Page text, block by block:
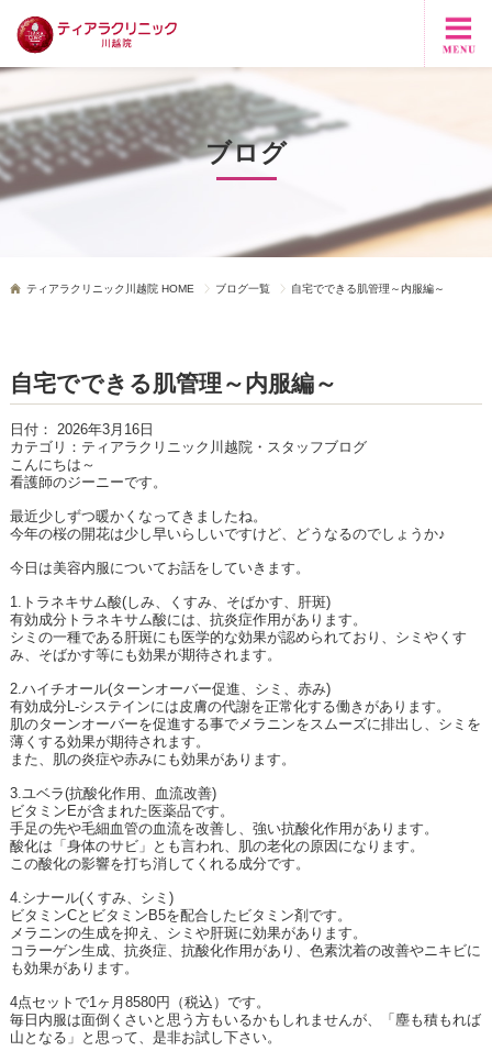
ブログ
ティアラクリニック川越院 HOME ブログ一覧 自宅でできる肌管理～内服編～
自宅でできる肌管理～内服編～
日付： 2026年3月16日
カテゴリ： ティアラクリニック川越院・スタッフブログ
こんにちは～
看護師のジーニーです。
最近少しずつ暖かくなってきましたね。
今年の桜の開花は少し早いらしいですけど、どうなるのでしょうか♪
今日は美容内服についてお話をしていきます。
1. トラネキサム酸(しみ、くすみ、そばかす、肝斑)
有効成分トラネキサム酸には、抗炎症作用があります。
シミの一種である肝斑にも医学的な効果が認められており、シミやくす
み、そばかす等にも効果が期待されます。
2.ハイチオール(ターンオーバー促進、シミ、赤み)
有効成分 L-システインには皮膚の代謝を正常化する働きがあります。
肌のターンオーバーを促進する事でメラニンをスムーズに排出し、シミを
薄くする効果が期待されます。
また、肌の炎症や赤みにも効果があります。
3.ユベラ(抗酸化作用、血流改善)
ビタミン Eが含まれた医薬品です。
手足の先や毛細血管の血流を改善し、強い抗酸化作用があります。
酸化は「身体のサビ」とも言われ、肌の老化の原因になります。
この酸化の影響を打ち消してくれる成分です。
4.シナール(くすみ、シミ )
ビタミンCとビタミン B5を配合したビタミン剤です。
メラニンの生成を抑え、シミや肝斑に効果があります。
コラーゲン生成、抗炎症、抗酸化作用があり、色素沈着の改善やニキビに
も効果があります。
4点セットで1ヶ月 8580円（税込）です。
毎日内服は面倒くさいと思う方もいるかもしれませんが、「塵も積もれば
山となる」と思って、是非お試し下さい。